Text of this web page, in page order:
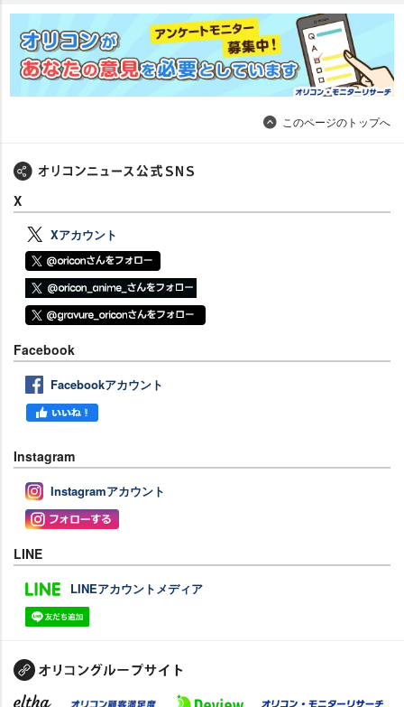
このページのトップへ
X
Xアカウント
Facebook
Facebookアカウント
Instagram
Instagramアカウント
LINE
LINEアカウントメディア